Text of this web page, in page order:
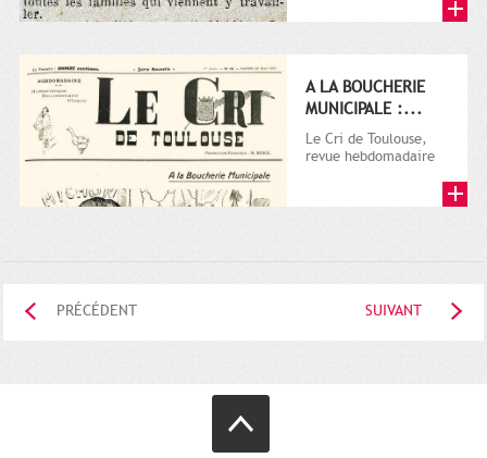
A LA BOUCHERIE
MUNICIPALE :...
Le Cri de Toulouse,
revue hebdomadaire
PRÉCÉDENT SUIVANT